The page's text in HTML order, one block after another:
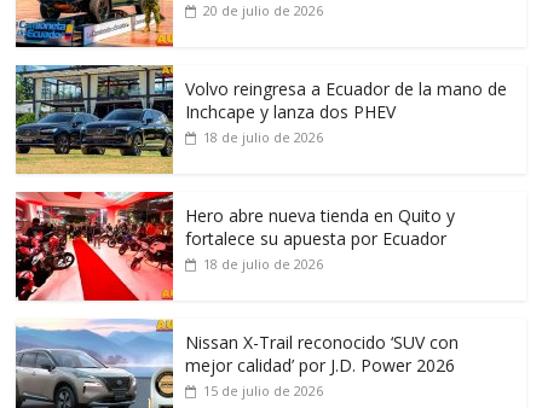
20 de julio de 2026
Volvo reingresa a Ecuador de la mano de
Inchcape y lanza dos PHEV
18 de julio de 2026
Hero abre nueva tienda en Quito y
fortalece su apuesta por Ecuador
18 de julio de 2026
Nissan X-Trail reconocido ‘SUV con
mejor calidad’ por J.D. Power 2026
15 de julio de 2026